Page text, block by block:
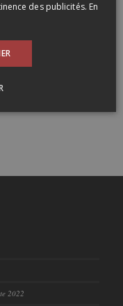
2022
des publicités. En